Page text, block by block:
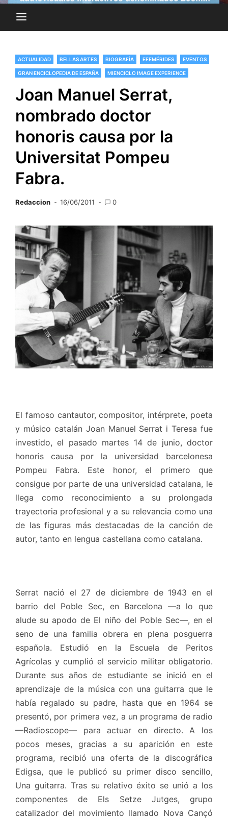
ACTUALIDAD BELLAS ARTES BIOGRAFÍA EFEMÉRIDES EVENTOS
GRAN ENCICLOPEDIA DE ESPAÑA MIENCICLO IMAGE EXPERIENCE
Joan Manuel Serrat,
nombrado doctor
honoris causa por la
Universitat Pompeu
Fabra.
Redaccion 16/06/2011 0
El famoso cantautor, compositor, intérprete, poeta
y músico catalán Joan Manuel Serrat i Teresa fue
investido, el pasado martes 14 de junio, doctor
honoris causa por la universidad barcelonesa
Pompeu Fabra. Este honor, el primero que
consigue por parte de una universidad catalana, le
llega como reconocimiento a su prolongada
trayectoria profesional y a su relevancia como una
de las figuras más destacadas de la canción de
autor, tanto en lengua castellana como catalana.
Serrat nació el 27 de diciembre de 1943 en el
barrio del Poble Sec, en Barcelona —a lo que
alude su apodo de El niño del Poble Sec—, en el
seno de una familia obrera en plena posguerra
española. Estudió en la Escuela de Peritos
Agrícolas y cumplió el servicio militar obligatorio.
Durante sus años de estudiante se inició en el
aprendizaje de la música con una guitarra que le
había regalado su padre, hasta que en 1964 se
presentó, por primera vez, a un programa de radio
—Radioscope— para actuar en directo. A los
pocos meses, gracias a su aparición en este
programa, recibió una oferta de la discográfica
Edigsa, que le publicó su primer disco sencillo,
Una guitarra. Tras su relativo éxito se unió a los
componentes de Els Setze Jutges, grupo
catalizador del movimiento llamado Nova Cançó